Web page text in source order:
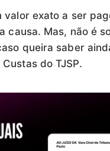
exato a ser
causa. Mas, não é
queira saber
do TJSP.